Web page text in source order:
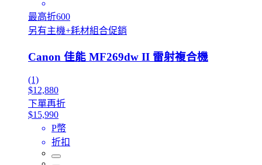
最高折600
另有主機+耗材組合促銷
Canon 佳能 MF269dw II 雷射複合機
(1)
$12,880
下單再折
$15,990
P幣
折扣